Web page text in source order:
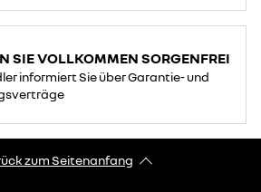
SIE VOLLKOMMEN SORGENFREI
informiert Sie über Garantie- und
zum Seitenanfang